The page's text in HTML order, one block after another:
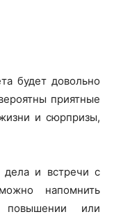
будет довольно
приятные
и сюрпризы,
дела и встречи с
напомнить
или